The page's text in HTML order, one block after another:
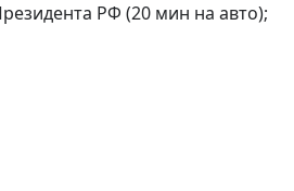
РФ (20 мин на авто);